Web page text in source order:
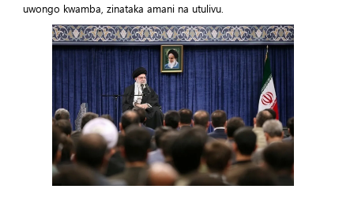
uwongo kwamba, zinataka amani na utulivu.